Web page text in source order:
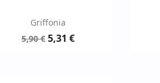
Aperçu rapide
Griffonia
5,90 € 5,31 €